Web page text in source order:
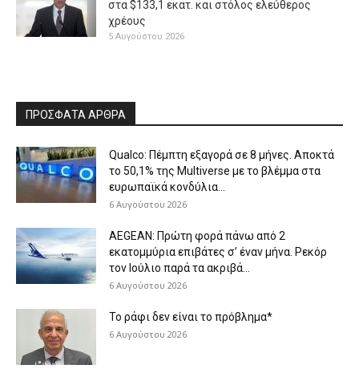
στα $133,1 εκατ. και στόλος ελεύθερος
χρέους
5 Αυγούστου 2026
ΠΡΟΣΦΑΤΑ ΑΡΘΡΑ
Qualco: Πέμπτη εξαγορά σε 8 μήνες. Aποκτά
το 50,1% της Multiverse με το βλέμμα στα
ευρωπαϊκά κονδύλια...
6 Αυγούστου 2026
AEGEAN: Πρώτη φορά πάνω από 2
εκατομμύρια επιβάτες σ’ έναν μήνα. Ρεκόρ
τον Ιούλιο παρά τα ακριβά...
6 Αυγούστου 2026
Το ράφι δεν είναι το πρόβλημα*
6 Αυγούστου 2026